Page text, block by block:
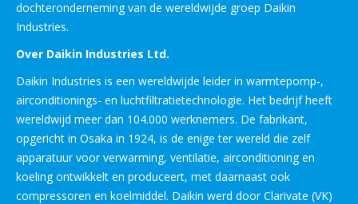
dochteronderneming van de wereldwijde groep Daikin
Industries.
Over Daikin Industries Ltd.
Daikin Industries is een wereldwijde leider in warmtepomp-,
airconditionings- en luchtfiltratietechnologie. Het bedrijf heeft
wereldwijd meer dan 104.000 werknemers. De fabrikant,
opgericht in Osaka in 1924, is de enige ter wereld die zelf
apparatuur voor verwarming, ventilatie, airconditioning en
koeling ontwikkelt en produceert, met daarnaast ook
compressoren en koelmiddel. Daikin werd door Clarivate (VK)